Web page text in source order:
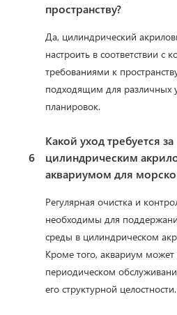
пространству?
Да, цилиндрический
настроить в соответствии с
требованиями к
подходящим для различных
планировок.
6
Какой уход требуется за
цилиндрическим
аквариумом для
Регулярная очистка и
необходимы для
среды в цилиндрическом
Кроме того, аквариум может
периодическом
его структурной целостности.